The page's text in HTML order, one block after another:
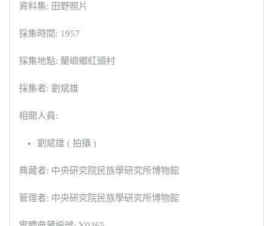
資料集: 田野照片
採集時間: 1957
採集地點: 蘭嶼鄉紅頭村
採集者: 劉斌雄
相關人員:
劉斌雄 ( 拍攝 )
典藏者: 中央研究院民族學研究所博物館
管理者: 中央研究院民族學研究所博物館